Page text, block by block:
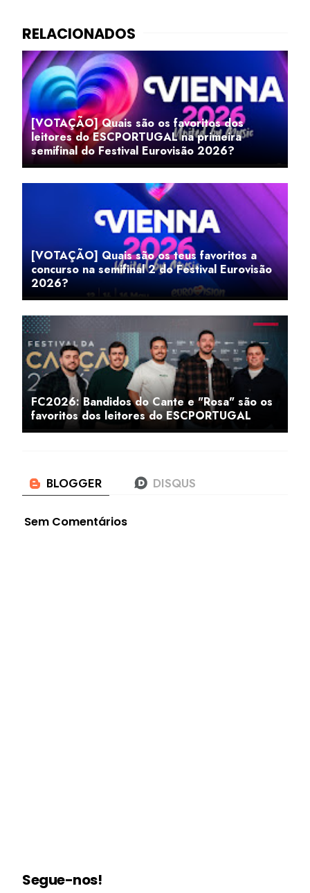
[VOTAÇÃO] Quais são os favoritos dos
leitores do ESCPORTUGAL na primeira
semifinal do Festival Eurovisão 2026?
[VOTAÇÃO] Quais são os teus favoritos a
concurso na semifinal 2 do Festival Eurovisão
2026?
FC2026: Bandidos do Cante e "Rosa" são os
favoritos dos leitores do ESCPORTUGAL
Sem Comentários
Segue-nos!